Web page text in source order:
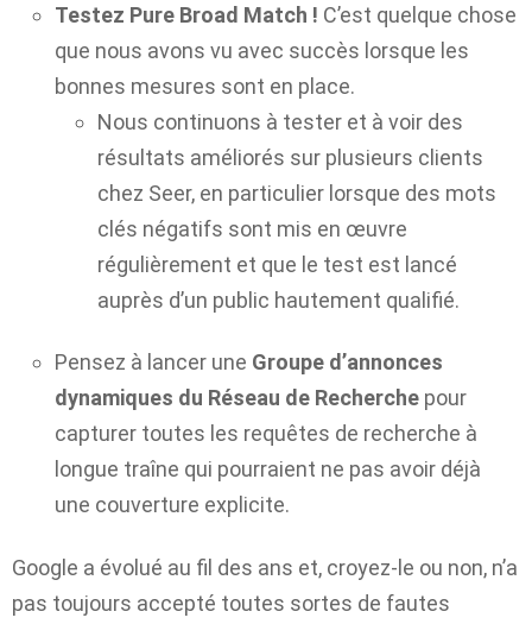
Testez Pure Broad Match ! C’est quelque chose
que nous avons vu avec succès lorsque les
bonnes mesures sont en place.
Nous continuons à tester et à voir des
résultats améliorés sur plusieurs clients
chez Seer, en particulier lorsque des mots
clés négatifs sont mis en œuvre
régulièrement et que le test est lancé
auprès d’un public hautement qualifié.
Pensez à lancer une Groupe d’annonces
dynamiques du Réseau de Recherche pour
capturer toutes les requêtes de recherche à
longue traîne qui pourraient ne pas avoir déjà
une couverture explicite.
Google a évolué au fil des ans et, croyez-le ou non, n’a
pas toujours accepté toutes sortes de fautes